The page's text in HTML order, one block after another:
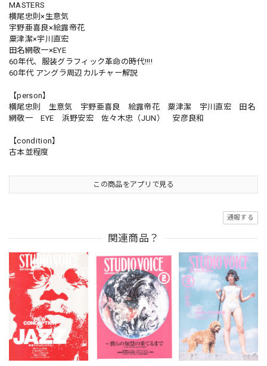
MASTERS
横尾忠則×生意気
宇野亜喜良×絵露帝花
粟津潔×宇川直宏
田名網敬一×EYE
60年代、服装グラフィック革命の時代!!!!
60年代 アングラ周辺カルチャー解説
【person】
横尾忠則 生意気 宇野亜喜良 絵露帝花 粟津潔 宇川直宏 田名
網敬一 EYE 浜野安宏 佐々木忠（JUN） 安彦良和
【condition】
古本並程度
この商品をアプリで見る
通報する
関連商品？